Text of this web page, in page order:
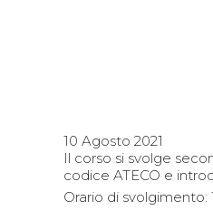
10 Agosto 2021
Il corso si svolge
codice ATECO e
Orario di svolgimento: